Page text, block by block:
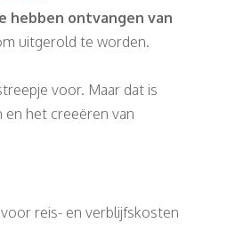
hebben ontvangen van
uitgerold te worden.
voor. Maar dat is
het creeëren van
reis- en verblijfskosten